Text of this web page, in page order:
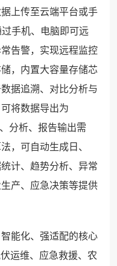
上传至云端平台或手
手机、电脑即可远
告警，实现远程监控
，内置大容量存储芯
据追溯、对比分析与
将数据导出为
分析、报告输出需
，可自动生成日、
计、趋势分析、异常
产、应急决策等提供
能化、强适配的核心
运维、应急救援、农